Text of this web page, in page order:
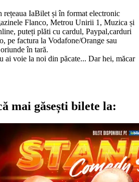
IaBilet și în format electronic
Flanco, Metrou Unirii 1, Muzica și
puteți plăti cu cardul, Paypal,carduri
pe factura la Vodafone/Orange sau
în tară.
ai voie la noi din păcate... Dar hei, măcar
mai găsești bilete la: